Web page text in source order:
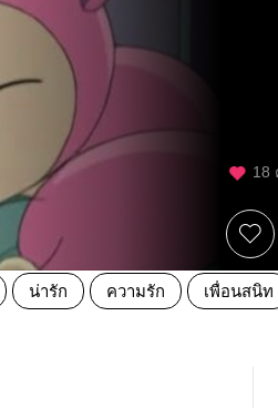
18
น่ารัก ความรัก เพื่อนสนิท